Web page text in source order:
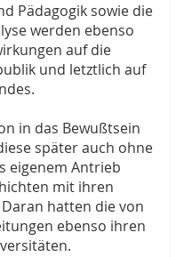
Pädagogik sowie die
werden ebenso
auf die
und letztlich auf
in das Bewußtsein
später auch ohne
eigenem Antrieb
mit ihren
hatten die von
ebenso ihren